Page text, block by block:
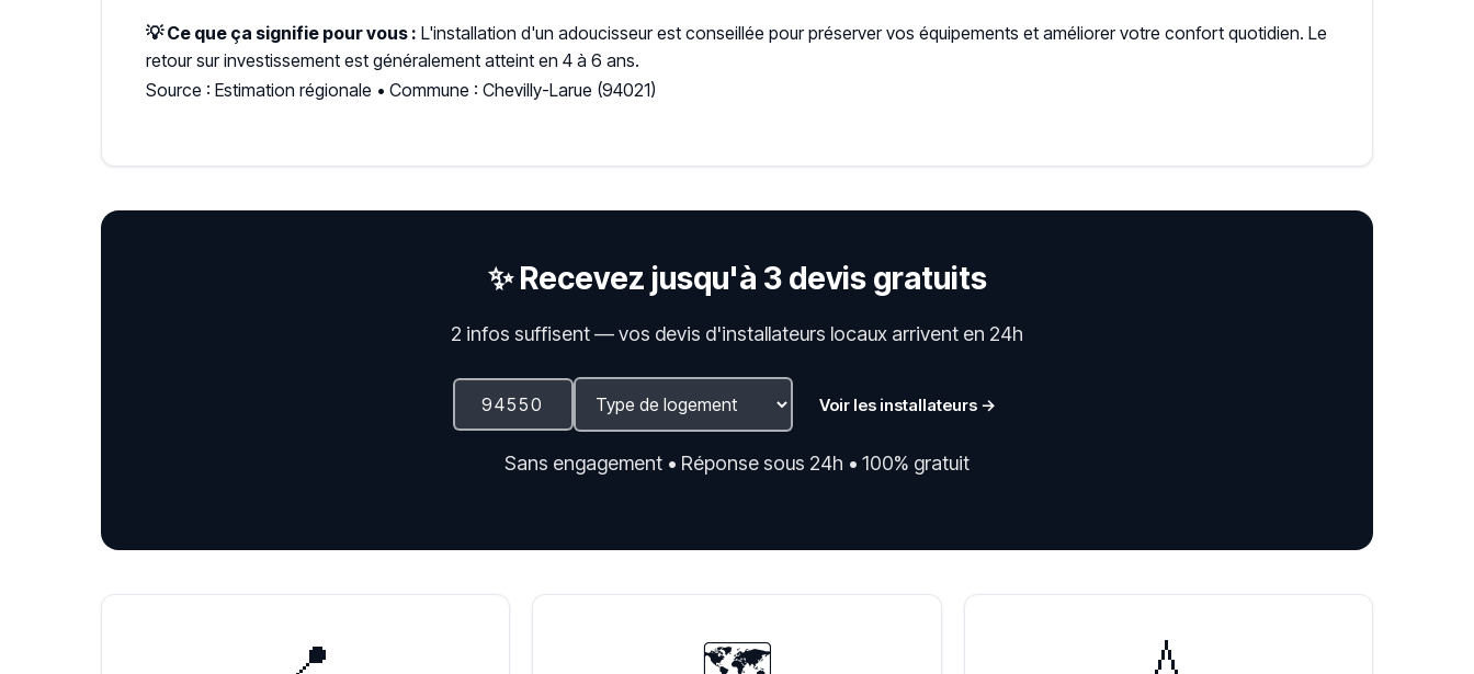
💡 Ce que ça signifie pour vous : L'installation d'un adoucisseur est conseillée pour préserver vos équipements et améliorer votre confort quotidien. Le
retour sur investissement est généralement atteint en 4 à 6 ans.
Source : Estimation régionale • Commune : Chevilly-Larue (94021)
✨ Recevez jusqu'à 3 devis gratuits
2 infos suffisent — vos devis d'installateurs locaux arrivent en 24h
Voir les installateurs →
Sans engagement • Réponse sous 24h • 100% gratuit